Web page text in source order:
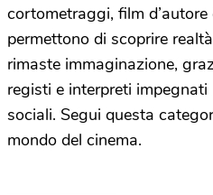
cortometraggi, film
permettono di scoprire
rimaste immaginazione,
registi e interpreti
sociali. Segui questa
mondo del cinema.